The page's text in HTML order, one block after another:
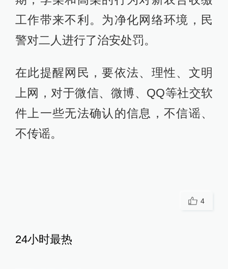
工作带来不利。为净化网络环境，民
警对二人进行了治安处罚。
在此提醒网民，要依法、理性、文明
上网，对于微信、微博、QQ等社交软
件上一些无法确认的信息，不信谣、
不传谣。
4
24小时最热